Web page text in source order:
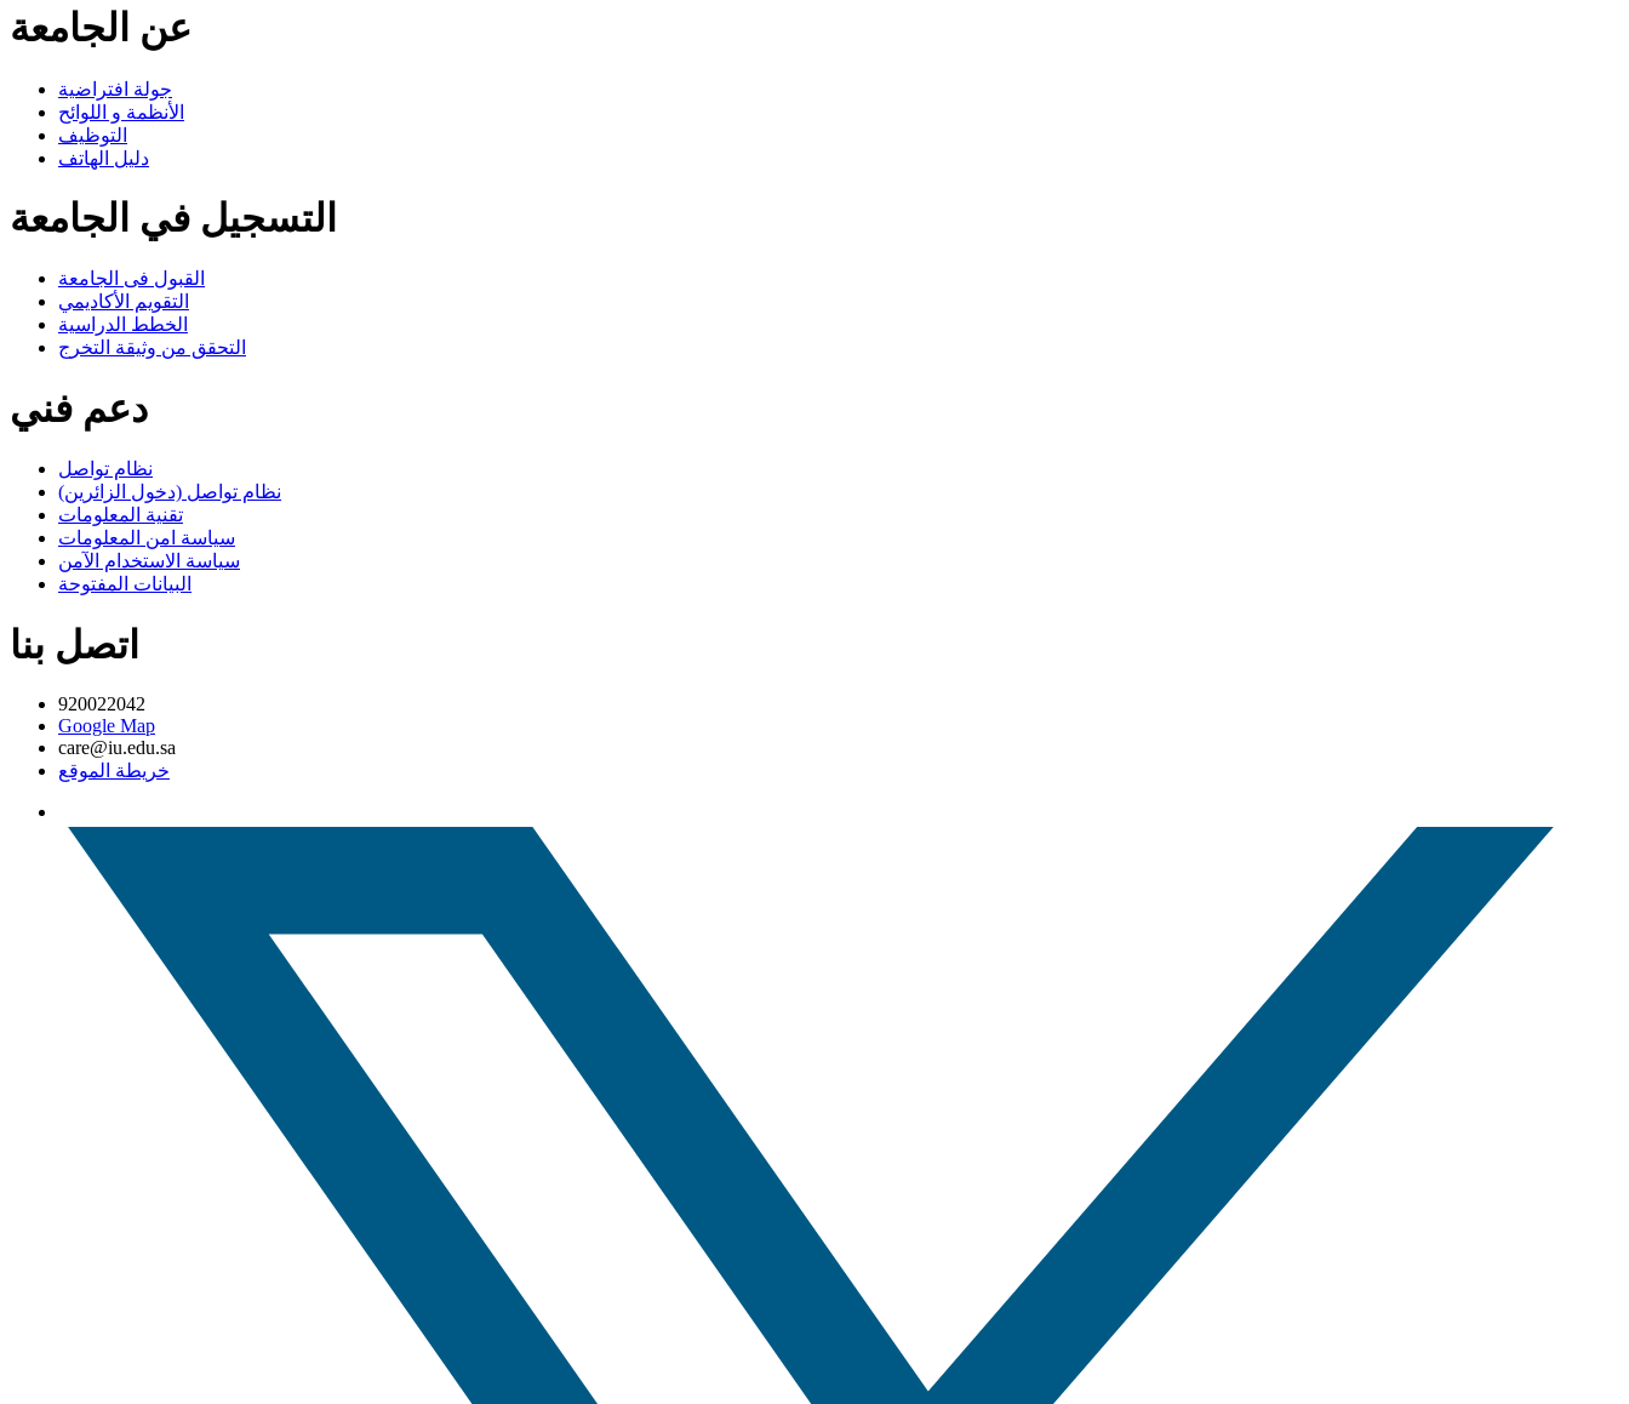
عن الجامعة
جولة افتراضية
الأنظمة و اللوائح
التوظيف
دليل الهاتف
التسجيل في الجامعة
القبول فى الجامعة
التقويم الأكاديمي
الخطط الدراسية
التحقق من وثيقة التخرج
دعم فني
نظام تواصل
نظام تواصل (دخول الزائرين)
تقنية المعلومات
سياسة امن المعلومات
سياسة الاستخدام الآمن
البيانات المفتوحة
اتصل بنا
920022042
Google Map
care@iu.edu.sa
خريطة الموقع